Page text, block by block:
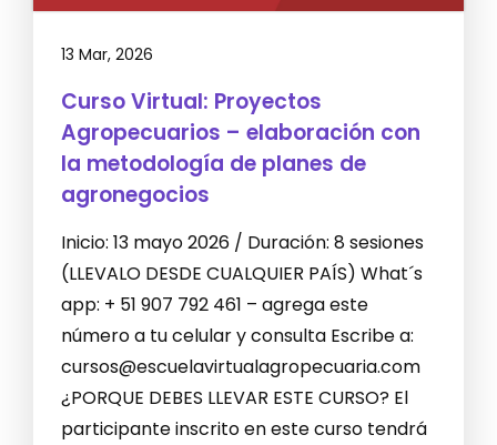
13 Mar, 2026
Curso Virtual: Proyectos
Agropecuarios – elaboración con
la metodología de planes de
agronegocios
Inicio: 13 mayo 2026 / Duración: 8 sesiones
(LLEVALO DESDE CUALQUIER PAÍS) What´s
app: + 51 907 792 461 – agrega este
número a tu celular y consulta Escribe a:
cursos@escuelavirtualagropecuaria.com
¿PORQUE DEBES LLEVAR ESTE CURSO? El
participante inscrito en este curso tendrá